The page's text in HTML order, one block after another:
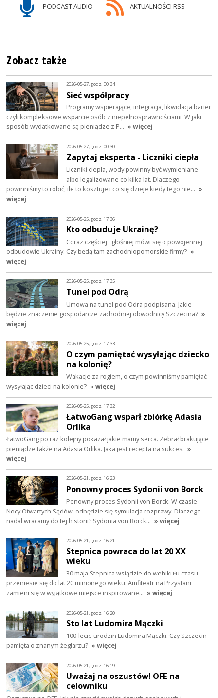
PODCAST AUDIO AKTUALNOŚCI RSS
Zobacz także
2026-05-27, godz. 00:34
Sieć współpracy
Programy wspierające, integracja, likwidacja barier
czyli kompleksowe wsparcie osób z niepełnosprawnościami. W jaki
sposób wydatkowane są pieniądze z P… » więcej
2026-05-27, godz. 00:30
Zapytaj eksperta - Liczniki ciepła
Liczniki ciepła, wody powinny być wymieniane
albo legalizowane co kilka lat. Dlaczego
powinniśmy to robić, ile to kosztuje i co się dzieje kiedy tego nie… »
więcej
2026-05-25, godz. 17:36
Kto odbuduje Ukrainę?
Coraz częściej i głośniej mówi się o powojennej
odbudowie Ukrainy. Czy będą tam zachodniopomorskie firmy? »
więcej
2026-05-25, godz. 17:35
Tunel pod Odrą
Umowa na tunel pod Odra podpisana. Jakie
będzie znaczenie gospodarcze zachodniej obwodnicy Szczecina? »
więcej
2026-05-25, godz. 17:33
O czym pamiętać wysyłając dziecko
na kolonię?
Wakacje za rogiem, o czym powinniśmy pamiętać
wysyłając dzieci na kolonie? » więcej
2026-05-25, godz. 17:32
ŁatwoGang wsparł zbiórkę Adasia
Orlika
ŁatwoGang po raz kolejny pokazał jakie mamy serca. Zebrał brakujące
pieniądze także na Adasia Orlika. Jaka jest recepta na sukces. »
więcej
2026-05-21, godz. 16:23
Ponowny proces Sydonii von Borck
Ponowny proces Sydonii von Borck. W czasie
Nocy Otwartych Sądów, odbędzie się symulacja rozprawy. Dlaczego
nadal wracamy do tej historii? Sydonia von Borck… » więcej
2026-05-21, godz. 16:21
Stepnica powraca do lat 20 XX
wieku
30 maja Stepnica wsiądzie do wehikułu czasu i…
przeniesie się do lat 20 minionego wieku. Amfiteatr na Przystani
zamieni się w wyjątkowe miejsce inspirowane… » więcej
2026-05-21, godz. 16:20
Sto lat Ludomira Mączki
100-lecie urodzin Ludomira Mączki. Czy Szczecin
pamięta o znanym żeglarzu? » więcej
2026-05-21, godz. 16:19
Uważaj na oszustów! OFE na
celowniku